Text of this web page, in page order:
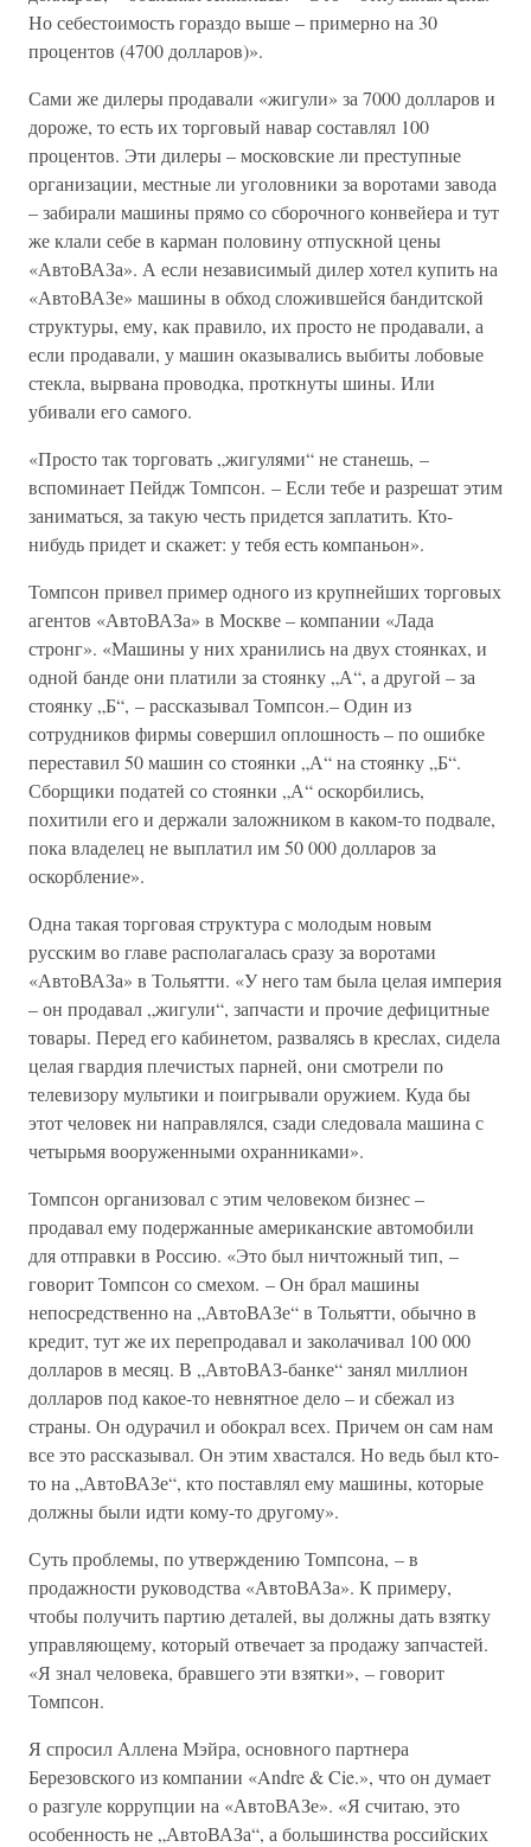
Но себестоимость гораздо выше – примерно на 30
процентов (4700 долларов)».
Сами же дилеры продавали «жигули» за 7000 долларов и
дороже, то есть их торговый навар составлял 100
процентов. Эти дилеры – московские ли преступные
организации, местные ли уголовники за воротами завода
– забирали машины прямо со сборочного конвейера и тут
же клали себе в карман половину отпуск­ной цены
«АвтоВАЗа». А если независимый дилер хотел купить на
«АвтоВАЗе» машины в обход сложившейся бандитской
структуры, ему, как правило, их просто не продавали, а
если продавали, у машин оказывались выбиты лобовые
стекла, вырвана проводка, проткнуты шины. Или
убивали его самого.
«Просто так торговать „жигулями“ не станешь, –
вспоминает Пейдж Томпсон. – Если тебе и разрешат этим
заниматься, за такую честь придется заплатить. Кто-
нибудь придет и скажет: у тебя есть компаньон».
Томпсон привел пример одного из крупнейших торговых
агентов «АвтоВАЗа» в Москве – компании «Лада
стронг». «Машины у них хранились на двух стоянках, и
одной банде они платили за стоянку „А“, а другой – за
стоянку „Б“, – рассказывал Томпсон.– Один из
сотрудников фирмы совершил оплошность – по ошибке
переставил 50 машин со стоянки „А“ на стоянку „Б“.
Сборщики податей со стоянки „А“ оскорбились,
похитили его и держали заложником в каком-то подвале,
пока владелец не выплатил им 50 000 долларов за
оскорбление».
Одна такая торговая структура с молодым новым
русским во главе располагалась сразу за воротами
«АвтоВАЗа» в Тольятти. «У него там была целая империя
– он продавал „жигули“, запчасти и прочие дефицитные
товары. Перед его кабинетом, развалясь в креслах, сидела
целая гвардия плечистых парней, они смотрели по
телевизору мультики и поигрывали оружием. Куда бы
этот человек ни направлялся, сзади следовала машина с
четырьмя во­оруженными охранниками».
Томпсон организовал с этим человеком бизнес –
продавал ему подержанные американские автомобили
для отправки в Россию. «Это был ничтожный тип, –
говорит Томпсон со смехом. – Он брал машины
непосредственно на „АвтоВАЗе“ в Тольятти, обычно в
кредит, тут же их перепродавал и заколачивал 100 000
долларов в месяц. В „АвтоВАЗ-банке“ занял миллион
долларов под какое-то невнятное дело – и сбежал из
страны. Он одурачил и обокрал всех. Причем он сам нам
все это рассказывал. Он этим хвастался. Но ведь был кто-
то на „АвтоВАЗе“, кто поставлял ему машины, которые
должны были идти кому-то другому».
Суть проблемы, по утверждению Томпсона, – в
продажности руководства «АвтоВАЗа». К примеру,
чтобы получить партию деталей, вы должны дать взятку
управляющему, который отвечает за продажу запчастей.
«Я знал человека, бравшего эти взятки», – говорит
Томпсон.
Я спросил Аллена Мэйра, основного партнера
Березовского из компании «Andre & Cie.», что он думает
о разгуле коррупции на «АвтоВАЗе». «Я считаю, это
особенность не „АвтоВАЗа“, а большинства российских